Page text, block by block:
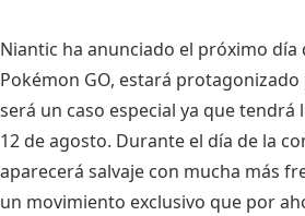
Niantic ha anunciado el próximo día
Pokémon GO, estará protagonizado
será un caso especial ya que tendrá
12 de agosto. Durante el día de la
aparecerá salvaje con mucha más
un movimiento exclusivo que por